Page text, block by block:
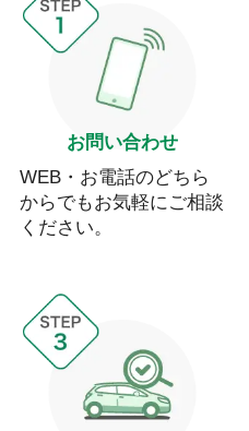
お問い合わせ
WEB・お電話のどちら
からでもお気軽にご相談
ください。